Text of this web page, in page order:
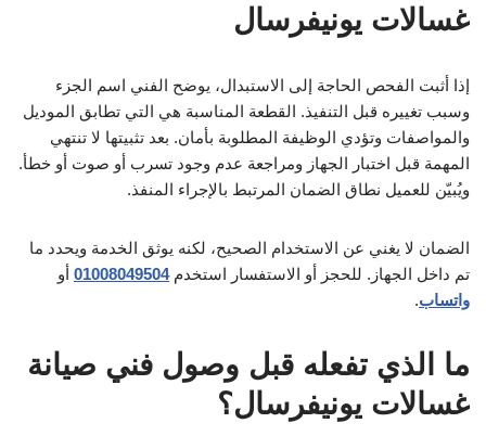
غسالات يونيفرسال
إذا أثبت الفحص الحاجة إلى الاستبدال، يوضح الفني اسم الجزء
وسبب تغييره قبل التنفيذ. القطعة المناسبة هي التي تطابق الموديل
والمواصفات وتؤدي الوظيفة المطلوبة بأمان. بعد تثبيتها لا تنتهي
المهمة قبل اختبار الجهاز ومراجعة عدم وجود تسرب أو صوت أو خطأ.
ويُبيّن للعميل نطاق الضمان المرتبط بالإجراء المنفذ.
الضمان لا يغني عن الاستخدام الصحيح، لكنه يوثق الخدمة ويحدد ما
تم داخل الجهاز. للحجز أو الاستفسار استخدم01008049504 أو
واتساب.
ما الذي تفعله قبل وصول فني صيانة
غسالات يونيفرسال؟